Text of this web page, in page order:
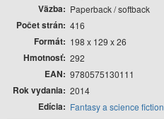
Väzba Paperback / softback
Počet strán 416
Formát 198 x 129 x 26
Hmotnosť 292
EAN 9780575130111
Rok vydania 2014
Edícia Fantasy a science fiction